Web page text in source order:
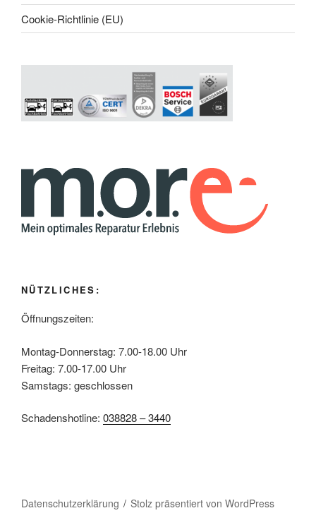
Cookie-Richtlinie (EU)
NÜTZLICHES:
Öffnungszeiten:
Montag-Donnerstag: 7.00-18.00 Uhr
Freitag: 7.00-17.00 Uhr
Samstags: geschlossen
Schadenshotline: 038828 – 3440
Datenschutzerklärung Stolz präsentiert von WordPress